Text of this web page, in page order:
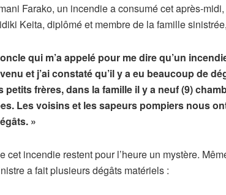
Farako, un incendie a consumé cet après-
Keita, diplômé et membre de la famille
qui m’a appelé pour me dire qu’un
et j’ai constaté qu’il y a eu beaucoup de
petits frères, dans la famille il y a neuf (9)
Les voisins et les sapeurs pompiers nous
»
cet incendie restent pour l’heure un mystère.
a fait plusieurs dégâts matériels :